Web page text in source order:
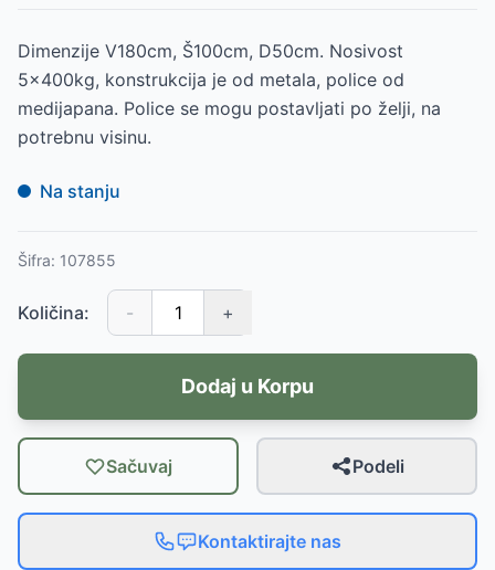
Dimenzije V180cm, Š100cm, D50cm. Nosivost
5x400kg, konstrukcija je od metala, police od
medijapana. Police se mogu postavljati po želji, na
potrebnu visinu.
Na stanju
Šifra: 107855
Količina: - +
Dodaj u Korpu
Sačuvaj Podeli
Kontaktirajte nas